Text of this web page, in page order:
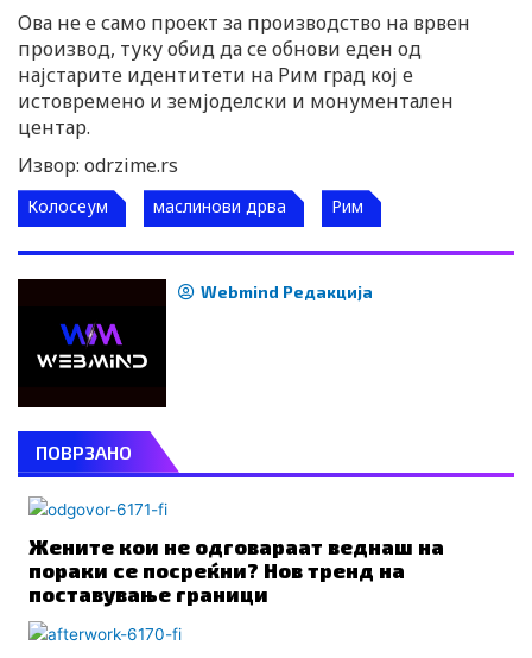
Ова не е само проект за производство на врвен
производ, туку обид да се обнови еден од
најстарите идентитети на Рим град кој е
истовремено и земјоделски и монументален
центар.
Извор: odrzime.rs
Колосеум маслинови дрва Рим
Webmind Редакција
ПОВРЗАНО
Жените кои не одговараат веднаш на
пораки се посреќни? Нов тренд на
поставување граници